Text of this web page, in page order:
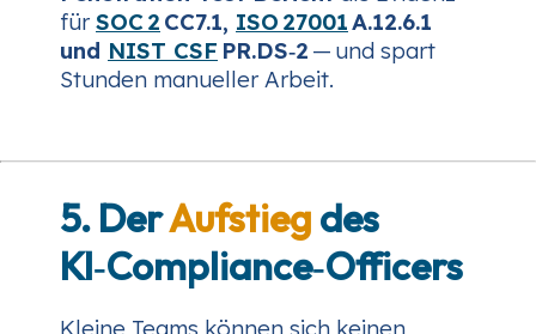
für SOC 2 CC7.1, ISO 27001A.12.6.1
und NIST CSF PR.DS‑2 — und spart
Stunden manueller Arbeit.
5. DerAufstieg des
KI‑Compliance‑Officers